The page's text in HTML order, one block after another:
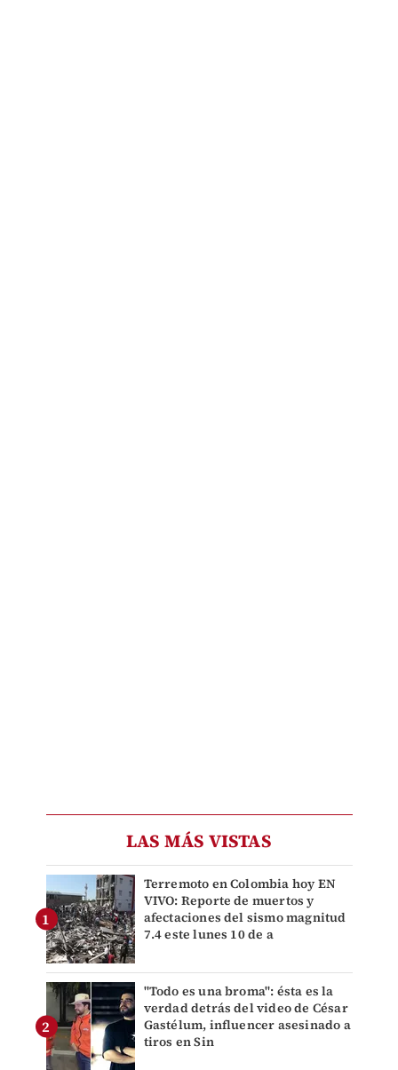
LAS MÁS VISTAS
Terremoto en Colombia hoy EN
VIVO: Reporte de muertos y
afectaciones del sismo magnitud
7.4 este lunes 10 de a
"Todo es una broma": ésta es la
verdad detrás del video de César
Gastélum, influencer asesinado a
tiros en Sin